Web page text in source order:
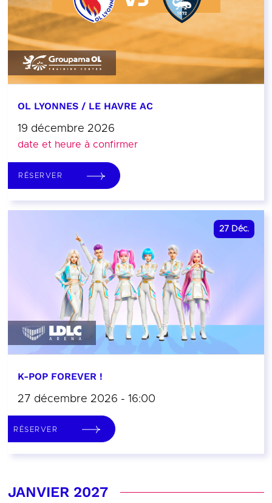
OL LYONNES / LE HAVRE AC
19 décembre 2026
date et heure à confirmer
RÉSERVER
27 Déc.
K-POP FOREVER !
27 décembre 2026 - 16:00
RÉSERVER
JANVIER 2027